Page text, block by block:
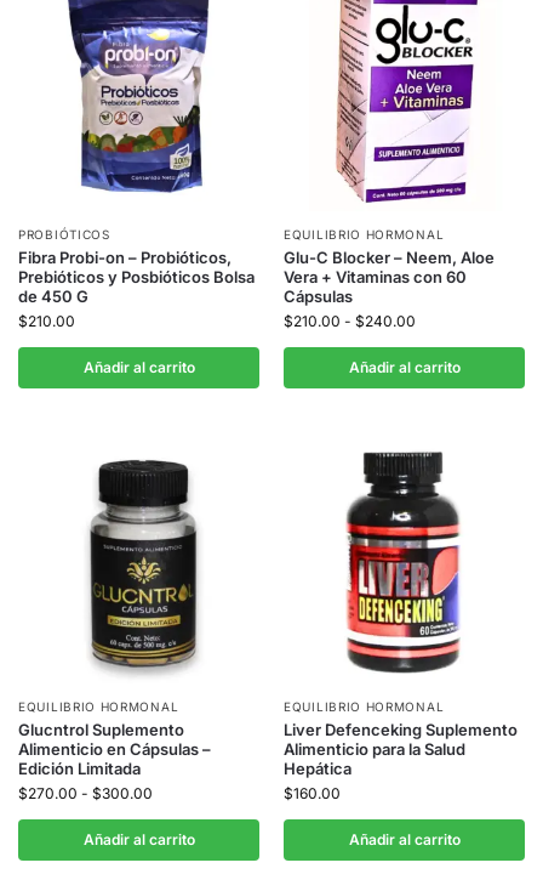
PROBIÓTICOS
Fibra Probi-on – Probióticos,
Prebióticos y Posbióticos Bolsa
de 450 G
$210.00
Añadir al carrito
EQUILIBRIO HORMONAL
Glu-C Blocker – Neem, Aloe
Vera + Vitaminas con 60
Cápsulas
$210.00 - $240.00
Añadir al carrito
EQUILIBRIO HORMONAL
Glucntrol Suplemento
Alimenticio en Cápsulas –
Edición Limitada
$270.00 - $300.00
Añadir al carrito
EQUILIBRIO HORMONAL
Liver Defenceking Suplemento
Alimenticio para la Salud
Hepática
$160.00
Añadir al carrito